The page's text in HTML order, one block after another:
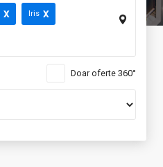
Iris
Doar oferte 360°